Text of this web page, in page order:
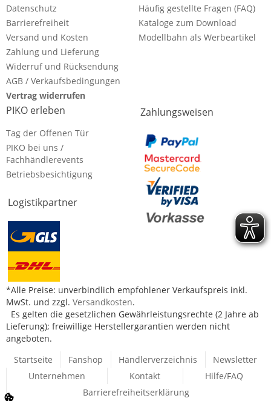
Datenschutz
Barrierefreiheit
Versand und Kosten
Zahlung und Lieferung
Widerruf und Rücksendung
AGB / Verkaufsbedingungen
Vertrag widerrufen
Häufig gestellte Fragen (FAQ)
Kataloge zum Download
Modellbahn als Werbeartikel
PIKO erleben
Tag der Offenen Tür
PIKO bei uns /
Fachhändlerevents
Betriebsbesichtigung
Logistikpartner
Zahlungsweisen
*Alle Preise: unverbindlich empfohlener Verkaufspreis inkl.
MwSt. und zzgl. Versandkosten.
Es gelten die gesetzlichen Gewährleistungsrechte (2 Jahre ab
Lieferung); freiwillige Herstellergarantien werden nicht
angeboten.
Startseite
Fanshop Händlerverzeichnis
Newsletter
Unternehmen
Kontakt
Hilfe/FAQ
Barrierefreiheitserklärung